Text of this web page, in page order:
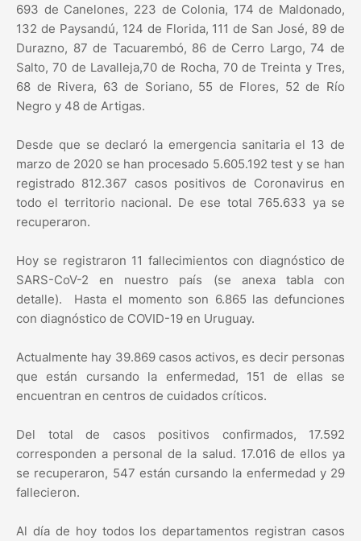
693 de Canelones, 223 de Colonia, 174 de Maldonado,
132 de Paysandú, 124 de Florida, 111 de San José, 89 de
Durazno, 87 de Tacuarembó, 86 de Cerro Largo, 74 de
Salto, 70 de Lavalleja,70 de Rocha, 70 de Treinta y Tres,
68 de Rivera, 63 de Soriano, 55 de Flores, 52 de Río
Negro y 48 de Artigas.
Desde que se declaró la emergencia sanitaria el 13 de
marzo de 2020 se han procesado 5.605.192 test y se han
registrado 812.367 casos positivos de Coronavirus en
todo el territorio nacional. De ese total 765.633 ya se
recuperaron.
Hoy se registraron 11 fallecimientos con diagnóstico de
SARS-CoV-2 en nuestro país (se anexa tabla con
detalle). Hasta el momento son 6.865 las defunciones
con diagnóstico de COVID-19 en Uruguay.
Actualmente hay 39.869 casos activos, es decir personas
que están cursando la enfermedad, 151 de ellas se
encuentran en centros de cuidados críticos.
Del total de casos positivos confirmados, 17.592
corresponden a personal de la salud. 17.016 de ellos ya
se recuperaron, 547 están cursando la enfermedad y 29
fallecieron.
Al día de hoy todos los departamentos registran casos